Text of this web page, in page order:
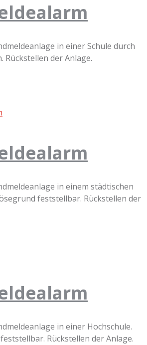
in einer Schule durch
Rückstellen der Anlage.
in einem städtischen
feststellbar. Rückstellen der
in einer Hochschule.
Rückstellen der Anlage.